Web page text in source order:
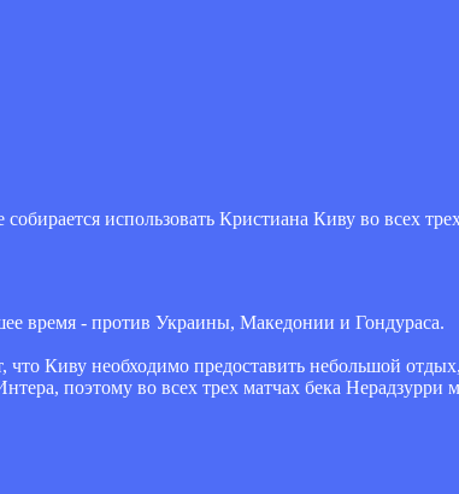
использовать Кристиана Киву во всех
время - против Украины, Македонии и Гондураса.
Киву необходимо предоставить небольшой
поэтому во всех трех матчах бека Нерадзурри